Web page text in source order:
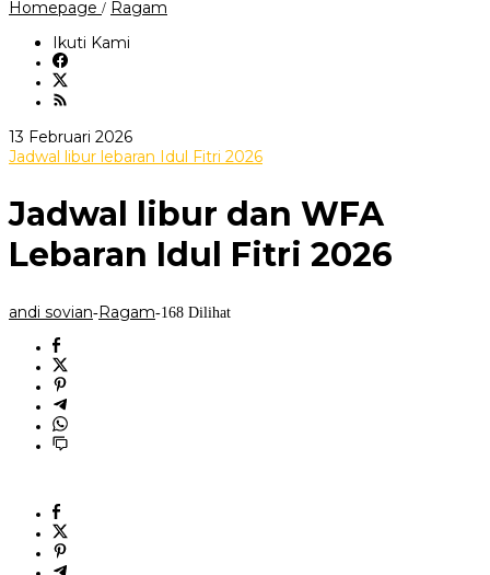
Homepage / Ragam
Ikuti Kami
13 Februari 2026oleh
andi
Jadwal libur lebaran Idul Fitri 2026
Jadwal libur dan WFA
Lebaran Idul Fitri 2026
andi sovian-Ragam-168 Dilihat